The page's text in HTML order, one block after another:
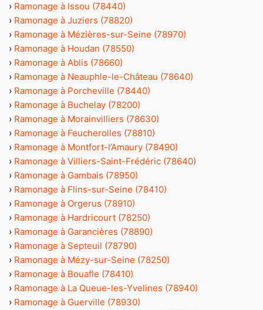
› Ramonage à Issou (78440)
› Ramonage à Juziers (78820)
› Ramonage à Mézières-sur-Seine (78970)
› Ramonage à Houdan (78550)
› Ramonage à Ablis (78660)
› Ramonage à Neauphle-le-Château (78640)
› Ramonage à Porcheville (78440)
› Ramonage à Buchelay (78200)
› Ramonage à Morainvilliers (78630)
› Ramonage à Feucherolles (78810)
› Ramonage à Montfort-l’Amaury (78490)
› Ramonage à Villiers-Saint-Frédéric (78640)
› Ramonage à Gambais (78950)
› Ramonage à Flins-sur-Seine (78410)
› Ramonage à Orgerus (78910)
› Ramonage à Hardricourt (78250)
› Ramonage à Garancières (78890)
› Ramonage à Septeuil (78790)
› Ramonage à Mézy-sur-Seine (78250)
› Ramonage à Bouafle (78410)
› Ramonage à La Queue-les-Yvelines (78940)
› Ramonage à Guerville (78930)